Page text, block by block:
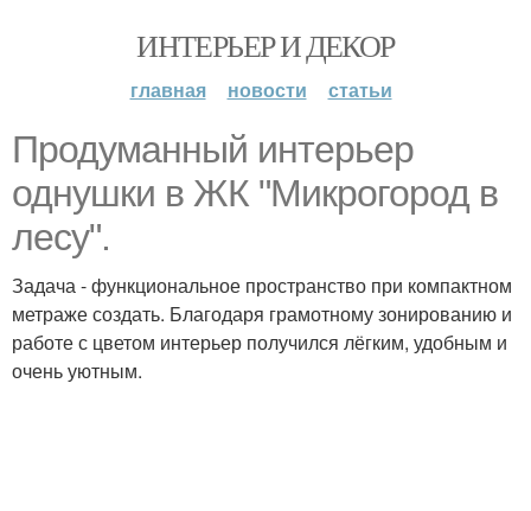
ИНТЕРЬЕР И ДЕКОР
главная новости статьи
Продуманный интерьер
однушки в ЖК "Микрогород в
лесу".
Задача - функциональное пространство при компактном
метраже создать. Благодаря грамотному зонированию и
работе с цветом интерьер получился лёгким, удобным и
очень уютным.